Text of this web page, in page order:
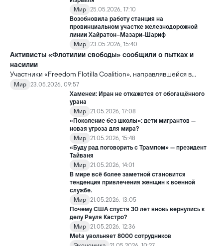
Мир 25.05.2026, 17:10
Возобновила работу станция на
провинциальном участке железнодорожной
линии Хайратон–Мазари-Шариф
Мир 23.05.2026, 15:40
Активисты «Флотилии свободы» сообщили о пытках и
насилии
Участники «Freedom Flotilla Coalition», направлявшейся в
сектор Газа с гуманитарной помощью, заявили, что после
задержания со стороны Израиль подверглись пыткам и
жестокому обращению.
Мир 23.05.2026, 09:57
Хаменеи: Иран не откажется от обогащённого
урана
Мир 21.05.2026, 17:08
«Поколение без школы»: дети мигрантов —
новая угроза для мира?
Мир 21.05.2026, 15:48
«Буду рад поговорить с Трампом» — президент
Тайваня
Мир 21.05.2026, 14:01
В мире всё более заметной становится
тенденция привлечения женщин к военной
службе.
Мир 21.05.2026, 13:05
Почему США спустя 30 лет вновь вернулись к
делу Рауля Кастро?
Мир 21.05.2026, 12:36
Meta увольняет 8000 сотрудников